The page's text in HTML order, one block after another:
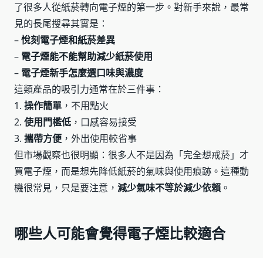
了很多人從紙菸轉向電子煙的第一步。對新手來說，最常
見的長尾搜尋其實是：
–悅刻電子煙和紙菸差異
– 電子煙能不能幫助減少紙菸使用
– 電子煙新手怎麼選口味與濃度
這類產品的吸引力通常在於三件事：
1. 操作簡單 ，不用點火
2. 使用門檻低 ，口感容易接受
3. 攜帶方便 ，外出使用較省事
但市場觀察也很明顯：很多人不是因為「完全想戒菸」才
買電子煙，而是想先降低紙菸的氣味與使用痕跡。這種動
機很常見，只是要注意， 減少氣味不等於減少依賴 。
哪些人可能會覺得電子煙比較適合